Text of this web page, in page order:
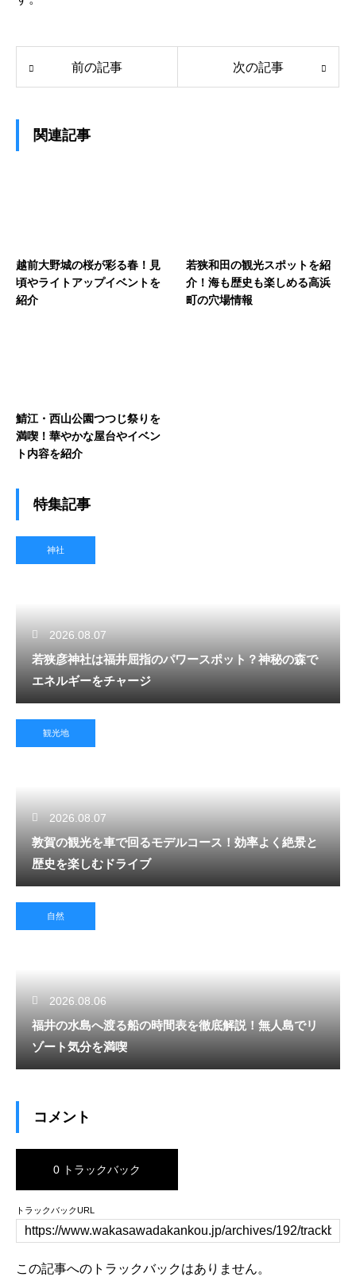
前の記事 次の記事
関連記事
越前大野城の桜が彩る春！見
頃やライトアップイベントを
紹介
若狭和田の観光スポットを紹
介！海も歴史も楽しめる高浜
町の穴場情報
鯖江・西山公園つつじ祭りを
満喫！華やかな屋台やイベン
ト内容を紹介
特集記事
神社
2026.08.07
若狭彦神社は福井屈指のパワースポット？神秘の森で
エネルギーをチャージ
観光地
2026.08.07
敦賀の観光を車で回るモデルコース！効率よく絶景と
歴史を楽しむドライブ
自然
2026.08.06
福井の水島へ渡る船の時間表を徹底解説！無人島でリ
ゾート気分を満喫
コメント
0 トラックバック
トラックバックURL
この記事へのトラックバックはありません。